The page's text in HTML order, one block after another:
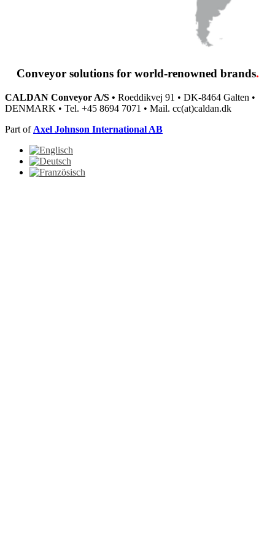
Conveyor solutions for world-renowned brands.
CALDAN Conveyor A/S • Roeddikvej 91 • DK-8464 Galten •
DENMARK • Tel. +45 8694 7071 • Mail. cc(at)caldan.dk
Part of Axel Johnson International AB